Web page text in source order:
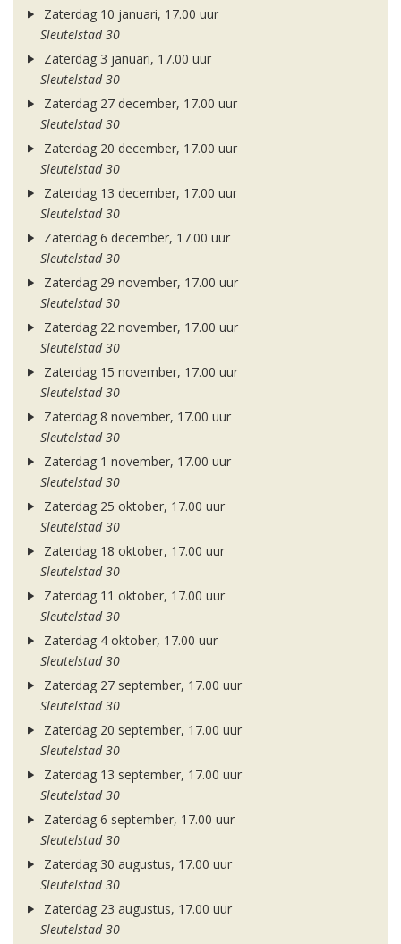
Zaterdag 10 januari, 17.00 uur
Sleutelstad 30
Zaterdag 3 januari, 17.00 uur
Sleutelstad 30
Zaterdag 27 december, 17.00 uur
Sleutelstad 30
Zaterdag 20 december, 17.00 uur
Sleutelstad 30
Zaterdag 13 december, 17.00 uur
Sleutelstad 30
Zaterdag 6 december, 17.00 uur
Sleutelstad 30
Zaterdag 29 november, 17.00 uur
Sleutelstad 30
Zaterdag 22 november, 17.00 uur
Sleutelstad 30
Zaterdag 15 november, 17.00 uur
Sleutelstad 30
Zaterdag 8 november, 17.00 uur
Sleutelstad 30
Zaterdag 1 november, 17.00 uur
Sleutelstad 30
Zaterdag 25 oktober, 17.00 uur
Sleutelstad 30
Zaterdag 18 oktober, 17.00 uur
Sleutelstad 30
Zaterdag 11 oktober, 17.00 uur
Sleutelstad 30
Zaterdag 4 oktober, 17.00 uur
Sleutelstad 30
Zaterdag 27 september, 17.00 uur
Sleutelstad 30
Zaterdag 20 september, 17.00 uur
Sleutelstad 30
Zaterdag 13 september, 17.00 uur
Sleutelstad 30
Zaterdag 6 september, 17.00 uur
Sleutelstad 30
Zaterdag 30 augustus, 17.00 uur
Sleutelstad 30
Zaterdag 23 augustus, 17.00 uur
Sleutelstad 30